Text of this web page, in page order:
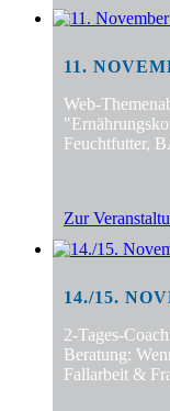
11.
Web-
Feuchtfutter,
Zur
14./15.
2-Tages-
Beratung:
Fallarbeit &